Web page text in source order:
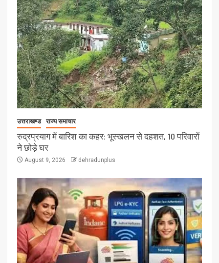
उत्तराखण्ड राज्य समाचार
रुद्रप्रयाग में बारिश का कहर: भूस्खलन से दहशत, 10 परिवारों
ने छोड़े घर
August 9, 2026 dehradunplus